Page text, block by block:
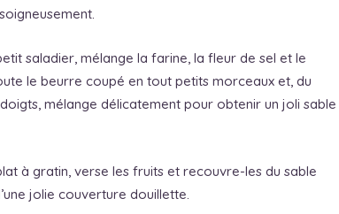
saladier, mélange la farine, la fleur de sel et le
le beurre coupé en tout petits morceaux et, du
mélange délicatement pour obtenir un joli sable
à gratin, verse les fruits et recouvre-les du sable
jolie couverture douillette.